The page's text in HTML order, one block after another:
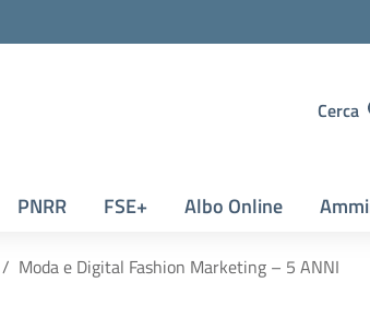
Cerca
PNRR FSE+ Albo Online
Moda e Digital Fashion Marketing – 5 ANNI